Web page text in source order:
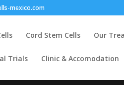
mexico.com
Cord Stem Cells Our
Trials Clinic & Accomodation